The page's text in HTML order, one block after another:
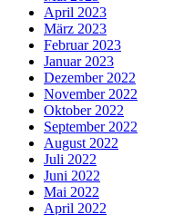
April 2023
März 2023
Februar 2023
Januar 2023
Dezember 2022
November 2022
Oktober 2022
September 2022
August 2022
Juli 2022
Juni 2022
Mai 2022
April 2022